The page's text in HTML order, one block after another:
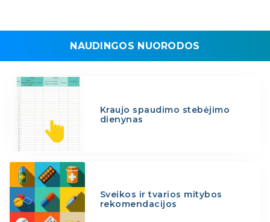
NAUDINGOS NUORODOS
Kraujo spaudimo stebėjimo
dienynas
Sveikos ir tvarios mitybos
rekomendacijos